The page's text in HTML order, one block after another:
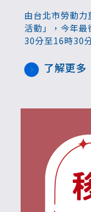
由台北市勞動
活動」，今年
30分至16時30
均可持身分證件
空讓移工外出，
了解更多